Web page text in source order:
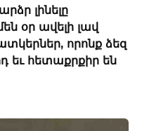
լինելը
օր ավելի լավ
որոնք ձեզ
եւ հետաքրքիր են